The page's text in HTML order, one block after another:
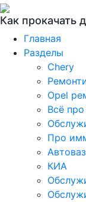
Как прокачать
Главная
Разделы
Chery
Opel
Всё
Про
Автоваз
КИА